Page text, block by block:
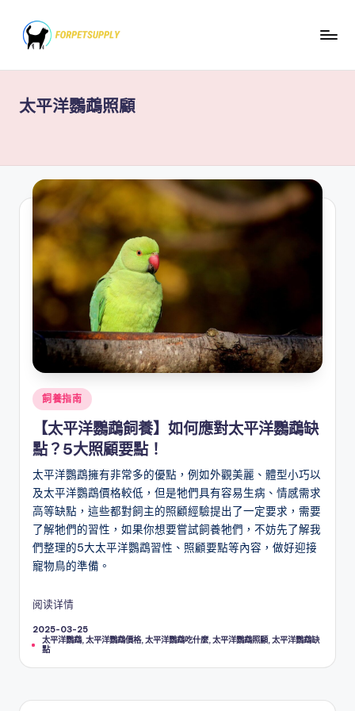
content
太平洋鸚鵡照顧
Posted
in
飼養指南
【太平洋鸚鵡飼養】如何應對太平洋鸚鵡缺
點？5大照顧要點！
太平洋鸚鵡擁有非常多的優點，例如外觀美麗、體型小巧以
及太平洋鸚鵡價格較低，但是牠們具有容易生病、情感需求
高等缺點，這些都對飼主的照顧經驗提出了一定要求，需要
了解牠們的習性，如果你想要嘗試飼養牠們，不妨先了解我
們整理的5大太平洋鸚鵡習性、照顧要點等內容，做好迎接
寵物鳥的準備。
阅读详情
2025-03-25
Tags:
太平洋鸚鵡,太平洋鸚鵡價格,太平洋鸚鵡吃什麼,太平洋鸚鵡照顧,太平洋鸚鵡缺
點